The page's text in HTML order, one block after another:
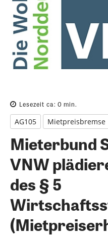
Lesezeit ca: 0 min.
AG105 Mietpreisbremse
Mieterbund
VNW
des § 5